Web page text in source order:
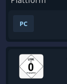
PC